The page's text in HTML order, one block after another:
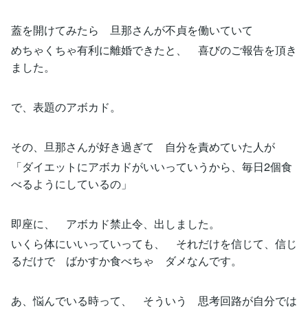
蓋を開けてみたら 旦那さんが不貞を働いていて
めちゃくちゃ有利に離婚できたと、 喜びのご報告を頂き
ました。
で、表題のアボカド。
その、旦那さんが好き過ぎて 自分を責めていた人が
「ダイエットにアボカドがいいっていうから、毎日2個食
べるようにしているの」
即座に、 アボカド禁止令、出しました。
いくら体にいいっていっても、 それだけを信じて、信じ
るだけで ばかすか食べちゃ ダメなんです。
あ、悩んでいる時って、 そういう 思考回路が自分では